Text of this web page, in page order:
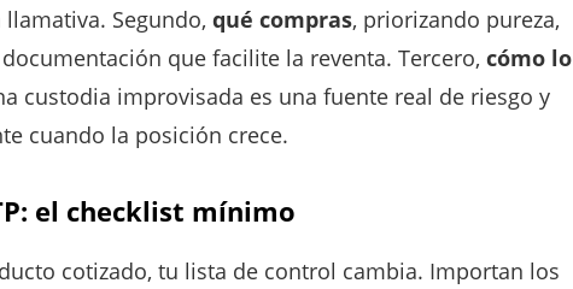
Segundo, qué compras, priorizando pureza,
que facilite la reventa. Tercero, cómo lo
custodia improvisada es una fuente real de riesgo y
cuando la posición crece.
el checklist mínimo
cotizado, tu lista de control cambia. Importan los